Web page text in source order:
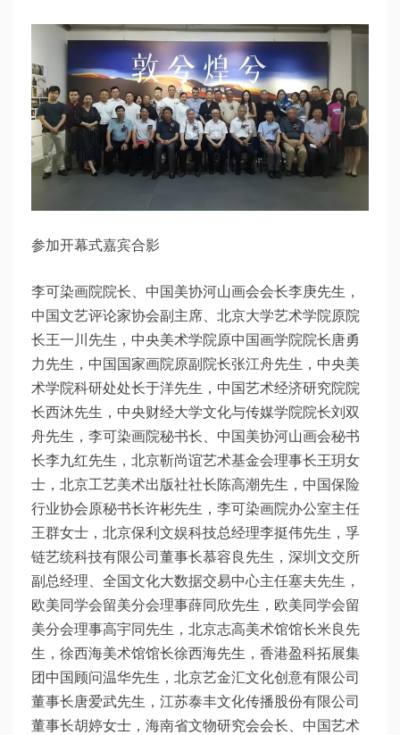
参加开幕式嘉宾合影
李可染画院院长、中国美协河山画会会长李庚先生，
中国文艺评论家协会副主席、北京大学艺术学院原院
长王一川先生，中央美术学院原中国画学院院长唐勇
力先生，中国国家画院原副院长张江舟先生，中央美
术学院科研处处长于洋先生，中国艺术经济研究院院
长西沐先生，中央财经大学文化与传媒学院院长刘双
舟先生，李可染画院秘书长、中国美协河山画会秘书
长李九红先生，北京靳尚谊艺术基金会理事长王玥女
士，北京工艺美术出版社社长陈高潮先生，中国保险
行业协会原秘书长许彬先生，李可染画院办公室主任
王群女士，北京保利文娱科技总经理李挺伟先生，孚
链艺统科技有限公司董事长慕容良先生，深圳文交所
副总经理、全国文化大数据交易中心主任塞夫先生，
欧美同学会留美分会理事薛同欣先生，欧美同学会留
美分会理事高宇同先生，北京志高美术馆馆长米良先
生，徐西海美术馆馆长徐西海先生，香港盈科拓展集
团中国顾问温华先生，北京艺金汇文化创意有限公司
董事长唐爱武先生，江苏泰丰文化传播股份有限公司
董事长胡婷女士，海南省文物研究会会长、中国艺术